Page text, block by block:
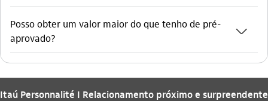
Posso obter um valor maior do que tenho de pré-
aprovado?
seta_baixo
Itaú Personnalité I Relacionamento próximo e surpreendente